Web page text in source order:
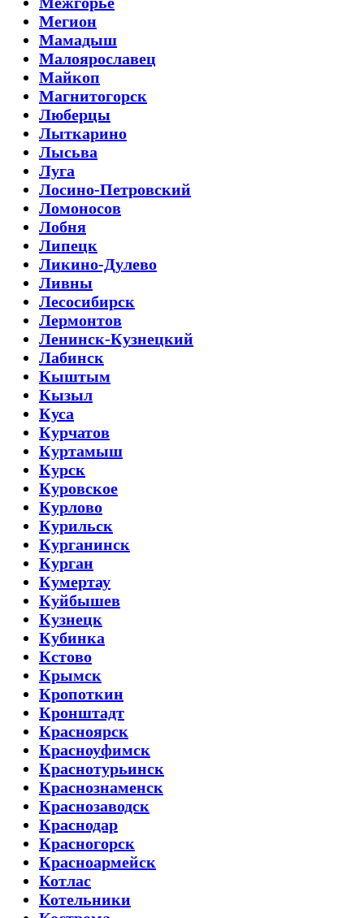
Мегион
Мамадыш
Малоярославец
Майкоп
Магнитогорск
Люберцы
Лыткарино
Лысьва
Луга
Лосино-Петровский
Ломоносов
Лобня
Липецк
Ликино-Дулево
Ливны
Лесосибирск
Лермонтов
Ленинск-Кузнецкий
Лабинск
Кыштым
Кызыл
Куса
Курчатов
Куртамыш
Курск
Куровское
Курлово
Курильск
Курганинск
Курган
Кумертау
Куйбышев
Кузнецк
Кубинка
Кстово
Крымск
Кропоткин
Кронштадт
Красноярск
Красноуфимск
Краснотурьинск
Краснознаменск
Краснозаводск
Краснодар
Красногорск
Красноармейск
Котлас
Котельники